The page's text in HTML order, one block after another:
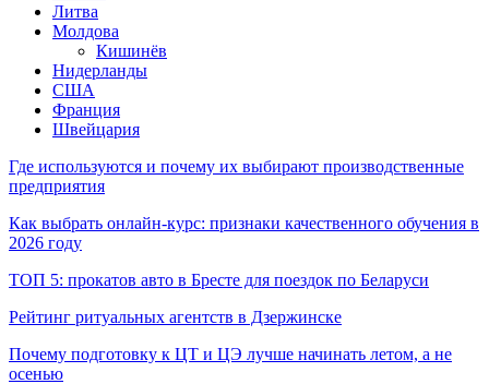
Литва
Молдова
Кишинёв
Нидерланды
США
Франция
Швейцария
Где используются и почему их выбирают производственные
предприятия
Как выбрать онлайн-курс: признаки качественного обучения в
2026 году
ТОП 5: прокатов авто в Бресте для поездок по Беларуси
Рейтинг ритуальных агентств в Дзержинске
Почему подготовку к ЦТ и ЦЭ лучше начинать летом, а не
осенью